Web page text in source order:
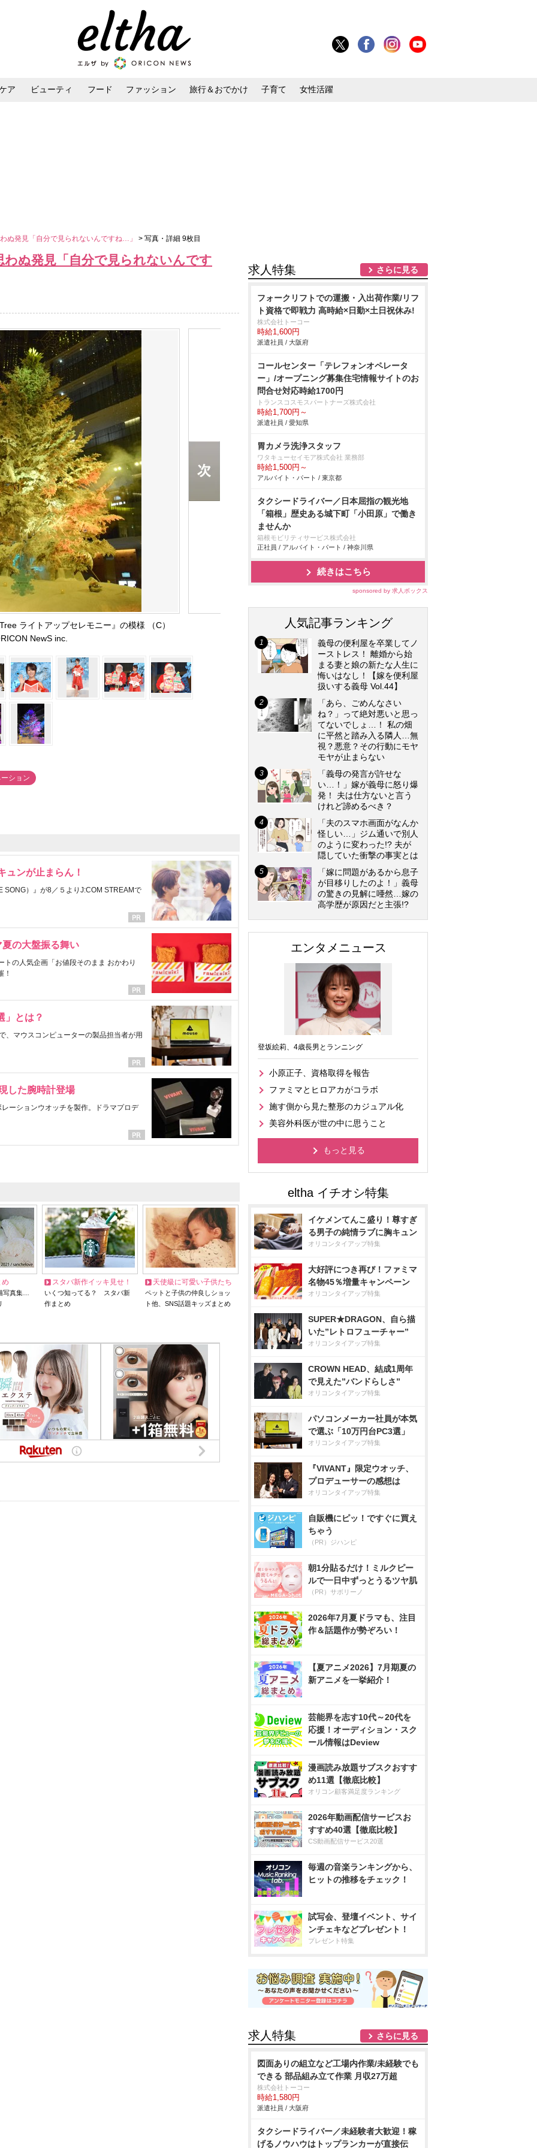
ア ビューティ フード ファッション 旅行＆おでかけ 子育て 女性活躍
ぬ発見「自分で見られないんですね…」 > 写真・詳細 9枚目
わぬ発見「自分で見られないんです
ライトアップセレモニー』の模様 （C）
NewS inc.
ション
ュンが止まらん！
SONG）』が8／５よりJ:COM STREAMで
の大盤振る舞い
の人気企画「お値段そのまま おかわり
！
」とは？
、マウスコンピューターの製品担当者が用
した腕時計登場
ーションウオッチを製作。ドラマプロデ
め
写真集…
スタバ新作イッキ見せ！
いくつ知ってる？ スタバ新
作まとめ
天使級に可愛い子供たち
ペットと子供の仲良しショッ
ト他、SNS話題キッズまとめ
求人特集 さらに見る
フォークリフトでの運搬・入出荷作業/リフ
ト資格で即戦力 高時給×日勤×土日祝休み!
株式会社トーコー
時給1,600円
派遣社員 / 大阪府
コールセンター「テレフォンオペレータ
ー」/オープニング募集住宅情報サイトのお
問合せ対応時給1700円
トランスコスモスパートナーズ株式会社
時給1,700円～
派遣社員 / 愛知県
胃カメラ洗浄スタッフ
ワタキューセイモア株式会社 業務部
時給1,500円～
アルバイト・パート / 東京都
タクシードライバー／日本屈指の観光地
「箱根」歴史ある城下町「小田原」で働き
ませんか
箱根モビリティサービス株式会社
正社員 / アルバイト・パート / 神奈川県
続きはこちら
sponsored by 求人ボックス
人気記事ランキング
義母の便利屋を卒業してノ
ーストレス！ 離婚から始
まる妻と娘の新たな人生に
悔いはなし！【嫁を便利屋
扱いする義母 Vol.44】
「あら、ごめんなさい
ね？」って絶対悪いと思っ
てないでしょ…！ 私の畑
に平然と踏み入る隣人…無
視？悪意？その行動にモヤ
モヤが止まらない
「義母の発言が許せな
い…！」嫁が義母に怒り爆
発！ 夫は仕方ないと言う
けれど諦めるべき？
「夫のスマホ画面がなんか
怪しい…」ジム通いで別人
のように変わった!? 夫が
隠していた衝撃の事実とは
「嫁に問題があるから息子
が目移りしたのよ！」義母
の驚きの見解に唖然…嫁の
高学歴が原因だと主張!?
エンタメニュース
登坂絵莉、4歳長男とランニング
小原正子、資格取得を報告
ファミマとヒロアカがコラボ
施す側から見た整形のカジュアル化
美容外科医が世の中に思うこと
もっと見る
イケメンてんこ盛り！尊すぎ
る男子の純情ラブに胸キュン
オリコンタイアップ特集
大好評につき再び！ファミマ
名物45％増量キャンペーン
オリコンタイアップ特集
SUPER★DRAGON、自ら描
いた”レトロフューチャー”
オリコンタイアップ特集
CROWN HEAD、結成1周年
で見えた”バンドらしさ”
オリコンタイアップ特集
パソコンメーカー社員が本気
で選ぶ「10万円台PC3選」
オリコンタイアップ特集
『VIVANT』限定ウオッチ、
プロデューサーの感想は
オリコンタイアップ特集
自販機にピッ！ですぐに買え
ちゃう
（PR）ジハンピ
朝1分貼るだけ！ミルクピー
ルで一日中ずっとうるツヤ肌
（PR）サボリーノ
2026年7月夏ドラマも、注目
作＆話題作が勢ぞろい！
【夏アニメ2026】7月期夏の
新アニメを一挙紹介！
芸能界を志す10代～20代を
応援！オーディション・スク
ール情報はDeview
漫画読み放題サブスクおすす
め11選【徹底比較】
オリコン顧客満足度ランキング
2026年動画配信サービスお
すすめ40選【徹底比較】
CS動画配信サービス20選
毎週の音楽ランキングから、
ヒットの推移をチェック！
試写会、登壇イベント、サイ
ンチェキなどプレゼント！
プレゼント特集
求人特集 さらに見る
図面ありの組立など工場内作業/未経験でも
できる 部品組み立て作業 月収27万超
株式会社トーコー
時給1,580円
派遣社員 / 大阪府
タクシードライバー／未経験者大歓迎！稼
げるノウハウはトップランカーが直接伝